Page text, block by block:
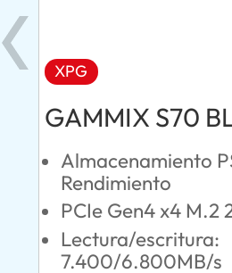
XPG
GAMMIX S70
Almacenamiento
Rendimiento
PCIe Gen4 x4 M.2
Lectura/escritura:
7.400/6.800MB/s